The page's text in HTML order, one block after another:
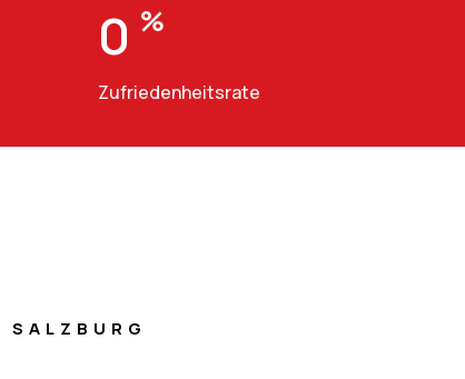
0 %
Zufriedenheitsrate
SALZBURG